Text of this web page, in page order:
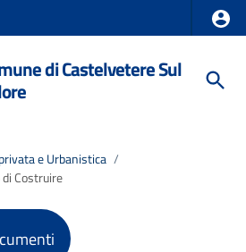
di Castelvetere Sul
e Urbanistica /
Costruire